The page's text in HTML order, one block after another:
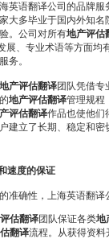
英语翻译公司的品牌服
大多毕业于国内外知名
。公司对所有地产评估
展、专业术语等方面均
服务。
地产评估翻译团队凭借专
地产评估翻译管理规程
评估翻译作品也使他们
立了长期、稳定和密
速度的保证
的准确性，上海英语翻译
估翻译团队保证各类地
翻译流程。从获得资料